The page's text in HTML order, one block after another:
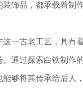
饰品，都承载着制
一古老工艺，具有
通过探索白铁制作
够将其传承给后人